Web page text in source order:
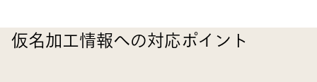
仮名加工情報への対応ポイント